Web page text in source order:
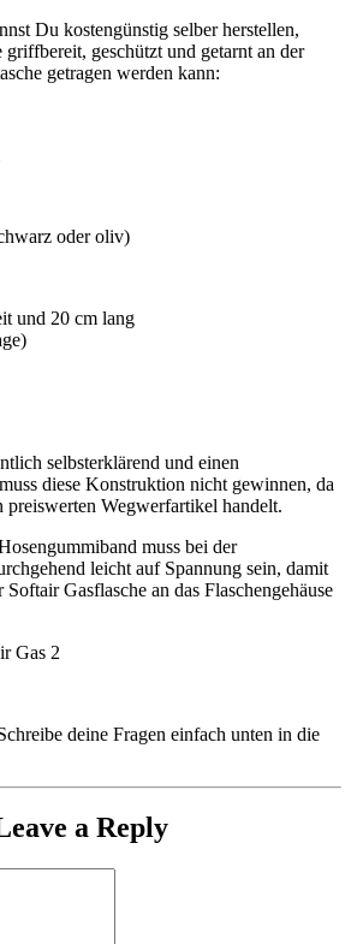
Du kostengünstig selber herstellen,
geschützt und getarnt an der
getragen werden kann:
oder oliv)
und 20 cm lang
selbsterklärend und einen
diese Konstruktion nicht gewinnen, da
preiswerten Wegwerfartikel handelt.
muss bei der
leicht auf Spannung sein, damit
Gasflasche an das Flaschengehäuse
deine Fragen einfach unten in die
a Reply